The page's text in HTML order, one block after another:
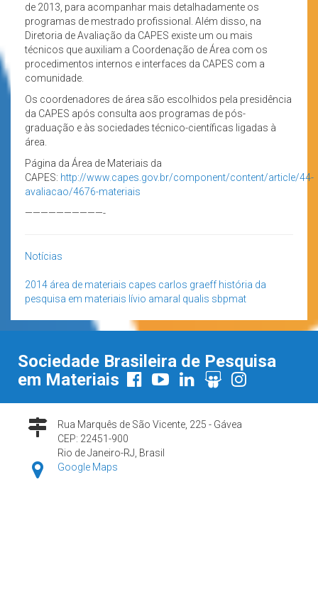
de 2013, para acompanhar mais detalhadamente os
programas de mestrado profissional. Além disso, na
Diretoria de Avaliação da CAPES existe um ou mais
técnicos que auxiliam a Coordenação de Área com os
procedimentos internos e interfaces da CAPES com a
comunidade.
Os coordenadores de área são escolhidos pela presidência
da CAPES após consulta aos programas de pós-
graduação e às sociedades técnico-científicas ligadas à
área.
Página da Área de Materiais da
CAPES: http://www.capes.gov.br/component/content/article/44-
avaliacao/4676-materiais
——————————-
Notícias
2014 área de materiais capes carlos graeff história da
pesquisa em materiais lívio amaral qualis sbpmat
Sociedade Brasileira de Pesquisa
em Materiais
Rua Marquês de São Vicente, 225 - Gávea
CEP: 22451-900
Rio de Janeiro-RJ, Brasil
Google Maps